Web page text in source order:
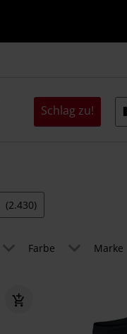
Schlag zu!
(2.430)
Farbe Marke